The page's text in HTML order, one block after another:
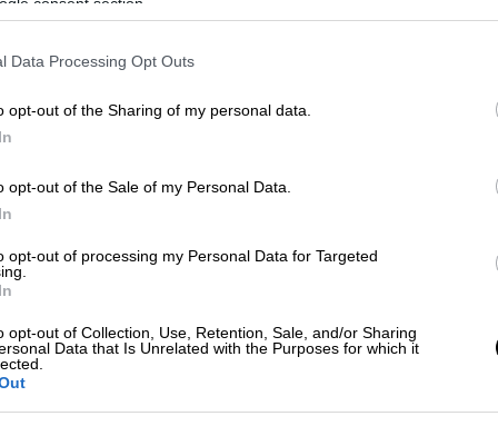
Data Processing Opt Outs
opt-out of the Sharing of my personal data.
opt-out of the Sale of my Personal Data.
opt-out of processing my Personal Data for Targeted
opt-out of Collection, Use, Retention, Sale, and/or Sharing
Data that Is Unrelated with the Purposes for which it
έφτασε στη Βεγγάζη. Η περιπέτεια
επιβίωσης των 5 ναυτικών μέχρι
Τιτανικός 110 χρόνια μετά: Τρεις
σημασίας
και ό,τι δεν θ αμπορούσε να κάνει
ούτε ο Θεός, το κάνει ένα ταπεινό
απόνερα της Ιστορίας...